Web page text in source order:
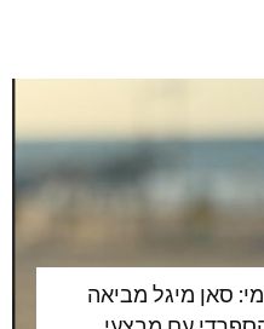
סאן מיגל מביאה